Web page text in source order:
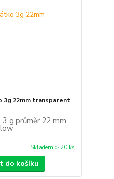
3g 22mm transparent
g průměr 22 mm
Skladem > 20 ks
do košíku